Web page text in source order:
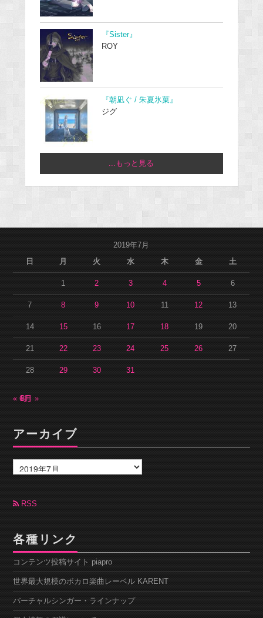
『Sister』
ROY
『朝凪ぐ / 朱夏氷菓』
ジグ
...もっと見る
2019年7月
日
月 火 水 木 金 土
1 2 3 4 5 6
7 8 9 10 11 12 13
14 15 16 17 18 19 20
21 22 23 24 25 26 27
28 29 30 31
« 6月8月 »
アーカイブ
ー
カ
ブ RSS
各種リンク
コンテンツ投稿サイト piapro
世界最大規模のボカロ楽曲レーベル KARENT
バーチャルシンガー・ラインナップ